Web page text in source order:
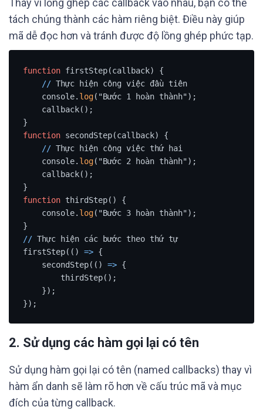
Thay vì lồng ghép các callback vào nhau, bạn có thể
tách chúng thành các hàm riêng biệt. Điều này giúp
mã dễ đọc hơn và tránh được độ lồng ghép phức tạp.
function firstStep(callback) {
// Thực hiện công việc đầu tiên
    console.
log("Bước 1 hoàn thành");
function secondStep(callback) {
// Thực hiện công việc thứ hai
    console.
log("Bước 2 hoàn thành");
function thirdStep() {
    console.
log("Bước 3 hoàn thành");
// Thực hiện các bước theo thứ tự
firstStep(() => {
    secondStep(()
=> {
});
2. Sử dụng các hàm gọi lại có tên
Sử dụng hàm gọi lại có tên (named callbacks) thay vì
hàm ẩn danh sẽ làm rõ hơn về cấu trúc mã và mục
đích của từng callback.